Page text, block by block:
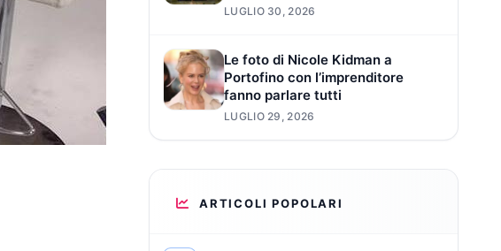
LUGLIO 30, 2026
Le foto di Nicole Kidman a
Portofino con l’imprenditore
fanno parlare tutti
LUGLIO 29, 2026
ARTICOLI POPOLARI